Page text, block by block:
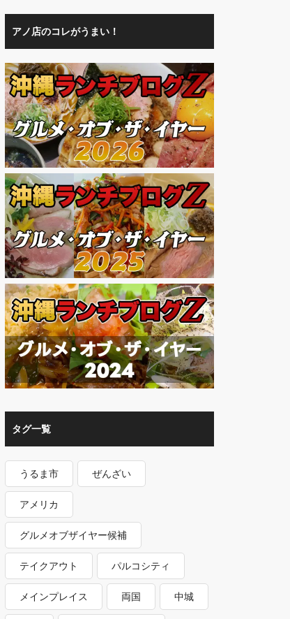
アノ店のコレがうまい！
タグ一覧
うるま市 ぜんざい
アメリカ
グルメオブザイヤー候補
テイクアウト パルコシティ
メインプレイス 両国 中城